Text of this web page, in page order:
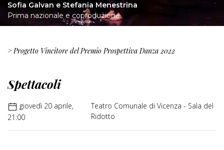
Sofia Galvan e Stefania Menestrina
Prima nazionale e coproduzione
> Progetto Vincitore del Premio Prospettiva Danza 2022
Spettacoli
giovedì 20 aprile,
21:00
Teatro Comunale di Vicenza - Sala del
Ridotto